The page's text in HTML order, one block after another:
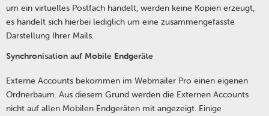
um ein virtuelles Postfach handelt, werden keine Kopien erzeugt,
es handelt sich hierbei lediglich um eine zusammengefasste
Darstellung Ihrer Mails.
Synchronisation auf Mobile Endgeräte
Externe Accounts bekommen im Webmailer Pro einen eigenen
Ordnerbaum. Aus diesem Grund werden die Externen Accounts
nicht auf allen Mobilen Endgeräten mit angezeigt. Einige